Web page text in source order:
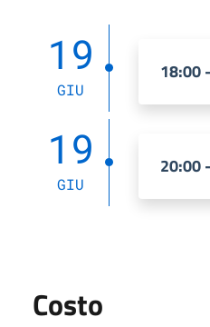
19
GIU
18:00
19
GIU
20:00
Costo